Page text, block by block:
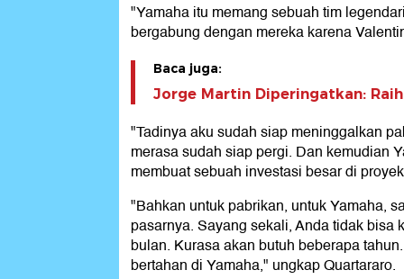
"Yamaha itu memang sebuah tim
bergabung dengan mereka karena
Baca juga:
Jorge Martin Diperingatkan:
"Tadinya aku sudah siap meninggalkan
merasa sudah siap pergi. Dan kemudian
membuat sebuah investasi besar di
"Bahkan untuk pabrikan, untuk Yamaha,
pasarnya. Sayang sekali, Anda tidak
bulan. Kurasa akan butuh beberapa
bertahan di Yamaha," ungkap Quartararo.